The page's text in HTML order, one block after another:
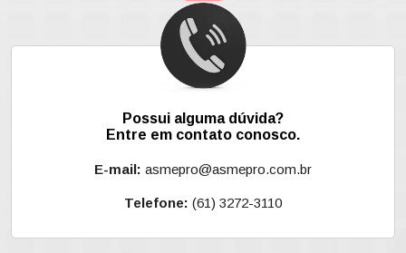
Possui alguma dúvida?
Entre em contato conosco.
E-mail: asmepro@asmepro.com.br
Telefone: (61) 3272-3110